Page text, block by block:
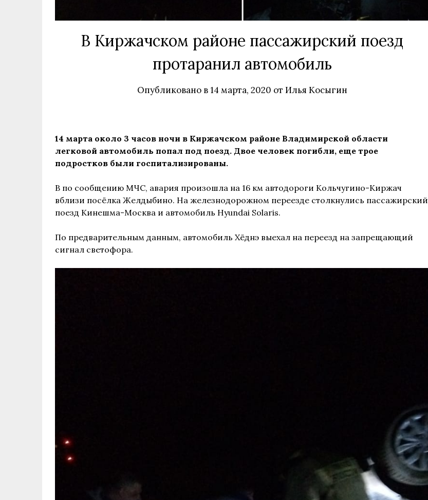
В Киржачском районе пассажирский поезд
протаранил автомобиль
Опубликовано в14 марта, 2020 от Илья Косыгин
14 марта около 3 часов ночи в Киржачском районе Владимирской области
легковой автомобиль попал под поезд. Двое человек погибли, еще трое
подростков были госпитализированы.
В по сообщению МЧС, авария произошла на 16 км автодороги Кольчугино-Киржач
вблизи посёлка Желдыбино. На железнодорожном переезде столкнулись пассажирский
поезд Кинешма-Москва и автомобиль Hyundai Solaris.
По предварительным данным, автомобиль Хёднэ выехал на переезд на запрещающий
сигнал светофора.